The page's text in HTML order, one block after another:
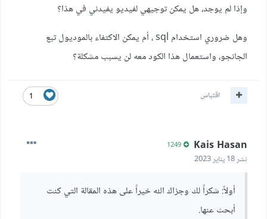
وإذا لم يوجد، هل يمكن توجيهي لفيديو يفيدني في هذا؟
وهل ضروري استخدام sql ، أم يمكن الاكتفاء بالموديول تبع
الجانجو، واستعمال هذا الكود معه لن يسبب مشكلة؟
1 اقتباس
Kais Hasan
نشر18 يناير 2023
أولاً: شكراً لك وجزاك الله خيراً على هذه المقالة التي كنت
أبحث عنها.